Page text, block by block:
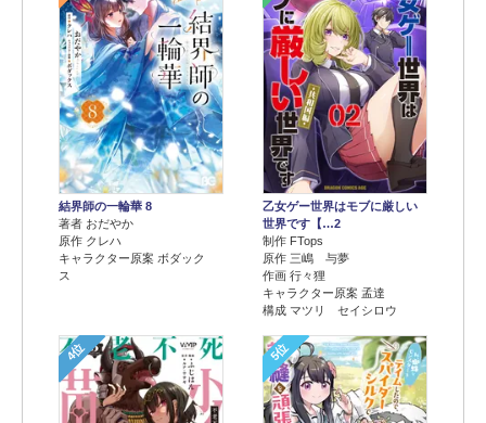
結界師の一輪華 8
著者 おだやか
原作 クレハ
キャラクター原案 ボダック
ス
乙女ゲー世界はモブに厳しい
世界です【…2
制作 FTops
原作 三嶋 与夢
作画 行々狸
キャラクター原案 孟達
構成 マツリ セイシロウ
4位 5位